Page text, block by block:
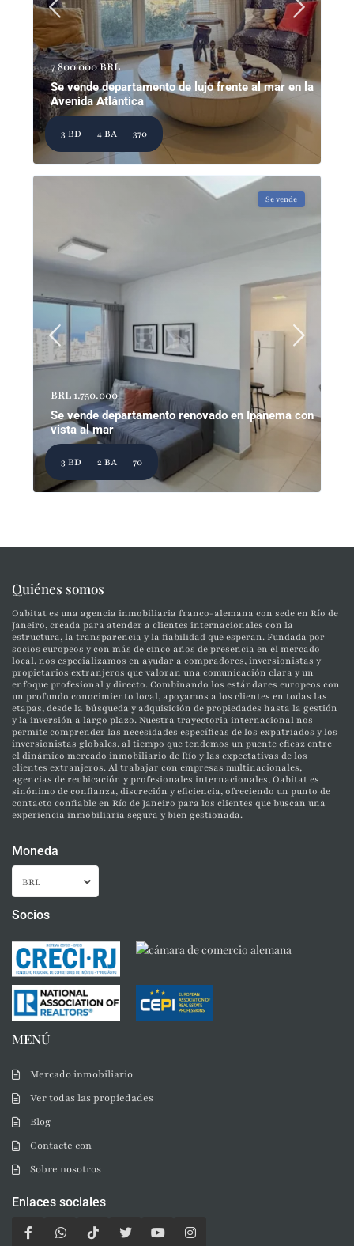
7 800 000 BRL
Se vende departamento de lujo frente al mar en la
Avenida Atlántica
3 BD 4 BA 370
Se vende
BRL 1.750.000
Se vende departamento renovado en Ipanema con
vista al mar
3 BD 2 BA 70
Quiénes somos
Oabitat es una agencia inmobiliaria franco-alemana con sede en Río de
Janeiro, creada para atender a clientes internacionales con la
estructura, la transparencia y la fiabilidad que esperan. Fundada por
socios europeos y con más de cinco años de presencia en el mercado
local, nos especializamos en ayudar a compradores, inversionistas y
propietarios extranjeros que valoran una comunicación clara y un
enfoque profesional y directo. Combinando los estándares europeos con
un profundo conocimiento local, apoyamos a los clientes en todas las
etapas, desde la búsqueda y adquisición de propiedades hasta la gestión
y la inversión a largo plazo. Nuestra trayectoria internacional nos
permite comprender las necesidades específicas de los expatriados y los
inversionistas globales, al tiempo que tendemos un puente eficaz entre
el dinámico mercado inmobiliario de Río y las expectativas de los
clientes extranjeros. Al trabajar con empresas multinacionales,
agencias de reubicación y profesionales internacionales, Oabitat es
sinónimo de confianza, discreción y eficiencia, ofreciendo un punto de
contacto confiable en Río de Janeiro para los clientes que buscan una
experiencia inmobiliaria segura y bien gestionada.
Moneda
BRL
Socios
MENÚ
Mercado inmobiliario
Ver todas las propiedades
Blog
Contacte con
Sobre nosotros
Enlaces sociales